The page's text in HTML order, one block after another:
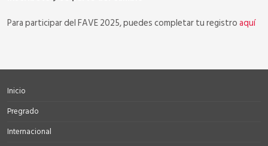
Para participar del FAVE 2025, puedes completar tu registroaquí
Inicio
Pregrado
Internacional